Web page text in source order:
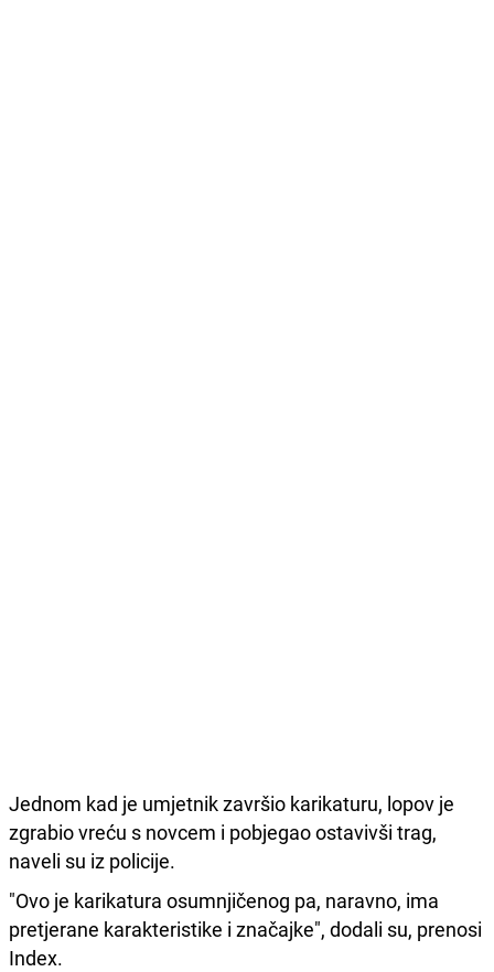
Jednom kad je umjetnik završio karikaturu, lopov je
zgrabio vreću s novcem i pobjegao ostavivši trag,
naveli su iz policije.
"Ovo je karikatura osumnjičenog pa, naravno, ima
pretjerane karakteristike i značajke", dodali su, prenosi
Index.